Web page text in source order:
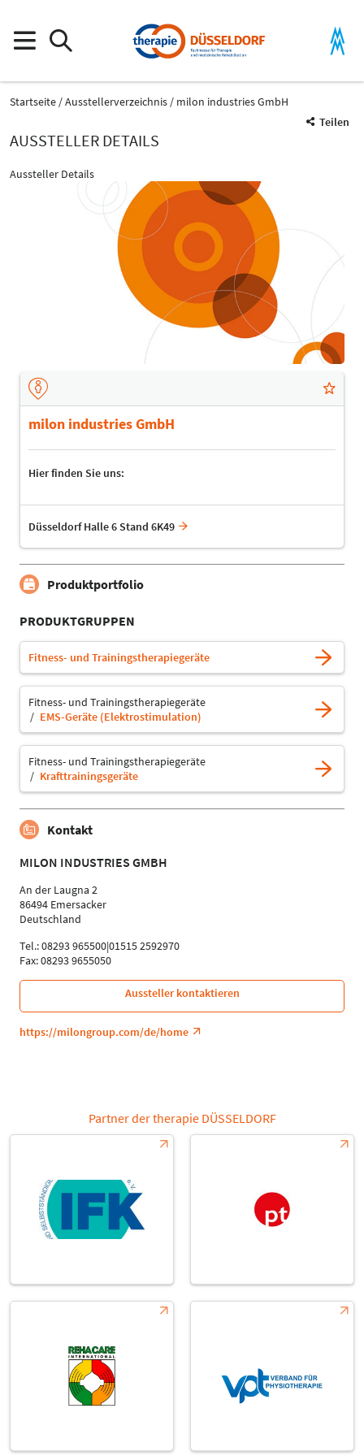
Startseite Ausstellerverzeichnis
milon industries GmbH
Teilen
AUSSTELLER DETAILS
Aussteller Details
milon industries GmbH
Hier finden Sie uns:
Düsseldorf Halle 6 Stand 6K49
Produktportfolio
PRODUKTGRUPPEN
Fitness- und Trainingstherapiegeräte
Fitness- und Trainingstherapiegeräte
EMS-Geräte (Elektrostimulation)
Fitness- und Trainingstherapiegeräte
Krafttrainingsgeräte
Kontakt
MILON INDUSTRIES GMBH
An der Laugna 2
86494 Emersacker
Deutschland
Tel.: 08293 965500|01515 2592970
Fax: 08293 9655050
Aussteller kontaktieren
https://milongroup.com/de/home
Partner der therapie DÜSSELDORF